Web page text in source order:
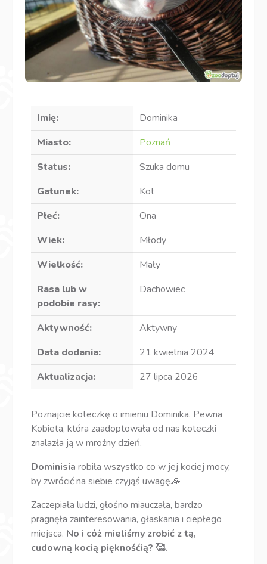
Imię:
Dominika
Miasto:
Poznań
Status:
Szuka domu
Gatunek:
Kot
Płeć:
Ona
Wiek:
Młody
Wielkość:
Mały
Rasa lub w
podobie rasy:
Dachowiec
Aktywność:
Aktywny
Data dodania:
21 kwietnia 2024
Aktualizacja:
27 lipca 2026
Poznajcie koteczkę o imieniu Dominika. Pewna
Kobieta, która zaadoptowała od nas koteczki
znalazła ją w mroźny dzień.
Dominisiarobiła wszystko co w jej kociej mocy,
by zwrócić na siebie czyjąś uwagę.🙏
Zaczepiała ludzi, głośno miauczała, bardzo
pragnęła zainteresowania, głaskania i ciepłego
miejsca. No i cóż mieliśmy zrobić z tą,
cudowną kocią pięknośćią? 🥰.